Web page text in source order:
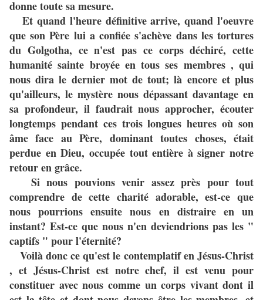
donne toute sa mesure.
Et quand l'heure définitive arrive, quand l'oeuvre
que son Père lui a confiée s'achève dans les tortures
du Golgotha, ce n'est pas ce corps déchiré, cette
humanité sainte broyée en tous ses membres , qui
nous dira le dernier mot de tout; là encore et plus
qu'ailleurs, le mystère nous dépassant davantage en
sa profondeur, il faudrait nous approcher, écouter
longtemps pendant ces trois longues heures où son
âme face au Père, dominant toutes choses, était
perdue en Dieu, occupée tout entière à signer notre
retour en grâce.
Si nous pouvions venir assez près pour tout
comprendre de cette charité adorable, est-ce que
nous pourrions ensuite nous en distraire en un
instant? Est-ce que nous n'en deviendrions pas les "
captifs " pour l'éternité?
Voilà donc ce qu'est le contemplatif en Jésus-Christ
, et Jésus-Christ est notre chef, il est venu pour
constituer avec nous comme un corps vivant dont il